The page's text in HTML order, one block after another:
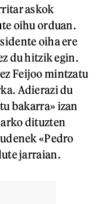
askok
oihu orduan.
oiha ere
du hitzik egin.
Feijoo mintzatu
Adierazi du
bakarra» izan
dituzten
«Pedro
jarraian.